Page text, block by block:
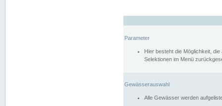
Parameter
Hier besteht die Möglichkeit,
Selektionen im Menü
Gewässerauswahl
Alle Gewässer werden